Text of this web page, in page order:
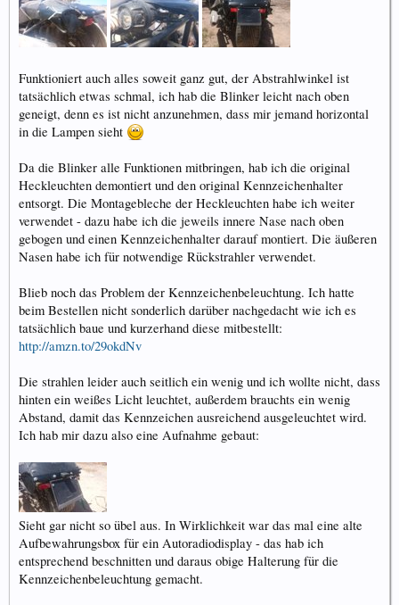
Funktioniert auch alles soweit ganz gut, der Abstrahlwinkel ist
tatsächlich etwas schmal, ich hab die Blinker leicht nach oben
geneigt, denn es ist nicht anzunehmen, dass mir jemand horizontal
in die Lampen sieht
Da die Blinker alle Funktionen mitbringen, hab ich die original
Heckleuchten demontiert und den original Kennzeichenhalter
entsorgt. Die Montagebleche der Heckleuchten habe ich weiter
verwendet - dazu habe ich die jeweils innere Nase nach oben
gebogen und einen Kennzeichenhalter darauf montiert. Die äußeren
Nasen habe ich für notwendige Rückstrahler verwendet.
Blieb noch das Problem der Kennzeichenbeleuchtung. Ich hatte
beim Bestellen nicht sonderlich darüber nachgedacht wie ich es
tatsächlich baue und kurzerhand diese mitbestellt:
http://amzn.to/29okdNv
Die strahlen leider auch seitlich ein wenig und ich wollte nicht, dass
hinten ein weißes Licht leuchtet, außerdem brauchts ein wenig
Abstand, damit das Kennzeichen ausreichend ausgeleuchtet wird.
Ich hab mir dazu also eine Aufnahme gebaut:
Sieht gar nicht so übel aus. In Wirklichkeit war das mal eine alte
Aufbewahrungsbox für ein Autoradiodisplay - das hab ich
entsprechend beschnitten und daraus obige Halterung für die
Kennzeichenbeleuchtung gemacht.